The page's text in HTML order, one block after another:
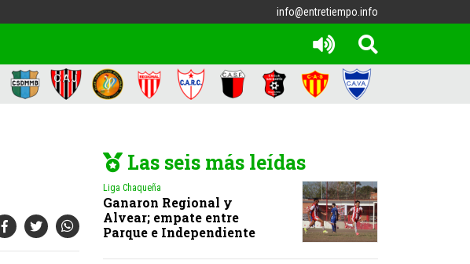
info@entretiempo.info
Las seis más leídas
Liga Chaqueña
Ganaron Regional y
Alvear; empate entre
Parque e Independiente